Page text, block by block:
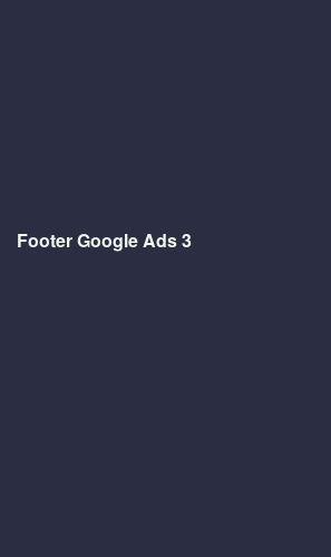
Footer Google Ads 3